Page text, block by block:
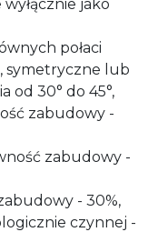
jako
połaci
symetryczne lub
od 30° do 45°,
zabudowy -
zabudowy -
- 30%,
czynnej -